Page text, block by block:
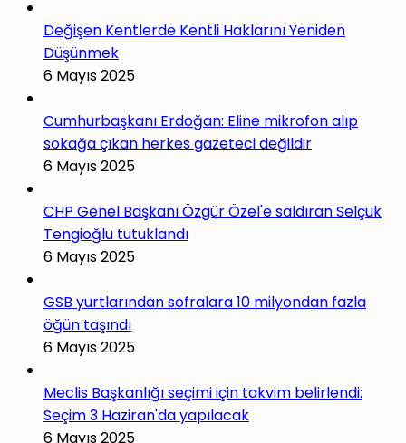
Değişen Kentlerde Kentli Haklarını Yeniden
Düşünmek
6 Mayıs 2025
Cumhurbaşkanı Erdoğan: Eline mikrofon alıp
sokağa çıkan herkes gazeteci değildir
6 Mayıs 2025
CHP Genel Başkanı Özgür Özel'e saldıran Selçuk
Tengioğlu tutuklandı
6 Mayıs 2025
GSB yurtlarından sofralara 10 milyondan fazla
öğün taşındı
6 Mayıs 2025
Meclis Başkanlığı seçimi için takvim belirlendi:
Seçim 3 Haziran'da yapılacak
6 Mayıs 2025